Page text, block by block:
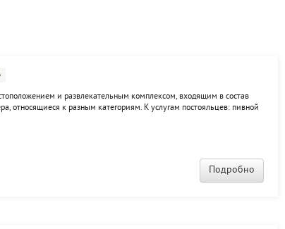
и развлекательным комплексом, входящим в состав
относящиеся к разным категориям. К услугам постояльцев: пивной
танцпол, экскурсионное сопровождение.
Подробно